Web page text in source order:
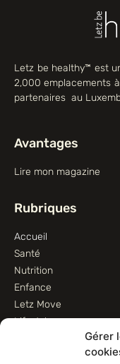
Gérer
Letz be healthy™ est
2,000 emplacements
partenaires au
Avantages
Lire mon magazine
Rubriques
Accueil
Santé
Nutrition
Enfance
Letz Move
Lifestyle